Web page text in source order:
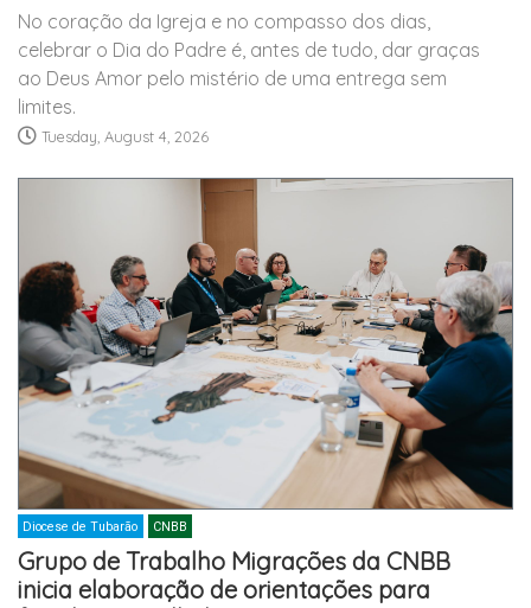
No coração da Igreja e no compasso dos dias,
celebrar o Dia do Padre é, antes de tudo, dar graças
ao Deus Amor pelo mistério de uma entrega sem
limites.
Tuesday, August 4, 2026
Diocese de Tubarão CNBB
Grupo de Trabalho Migrações da CNBB
inicia elaboração de orientações para